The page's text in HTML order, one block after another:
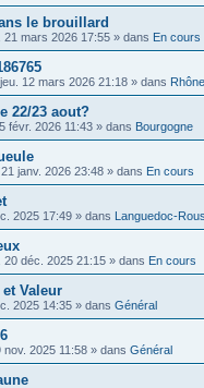
le brouillard
21 mars 2026 17:55 » dans En cours
jeu. 12 mars 2026 21:18 » dans
22/23 aout?
févr. 2026 11:43 » dans Bourgogne
janv. 2026 23:48 » dans En cours
2025 17:49 » dans Languedoc-
20 déc. 2025 21:15 » dans En cours
Valeur
2025 14:35 » dans Général
nov. 2025 11:58 » dans Général